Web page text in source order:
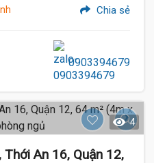
Chia sẻ
0903394679
4
Thới An 16, Quận 12,